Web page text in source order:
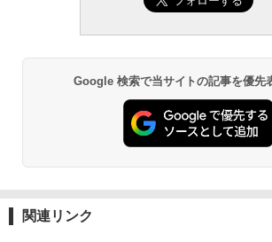
Google 検索で当サイトの記事を優先
関連リンク